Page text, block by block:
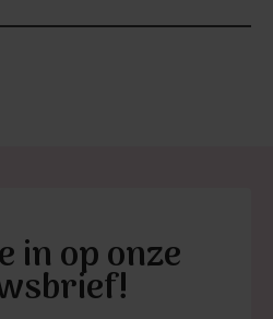
in op onze